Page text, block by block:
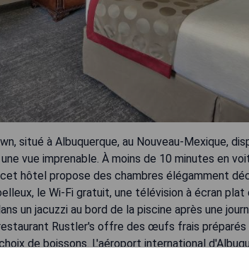
situé à Albuquerque, au Nouveau-Mexique,
vue imprenable. À moins de 10 minutes en
hôtel propose des chambres élégamment
le Wi-Fi gratuit, une télévision à écran plat
un jacuzzi au bord de la piscine après une
Rustler's offre des œufs frais préparés
de boissons. L'aéroport international